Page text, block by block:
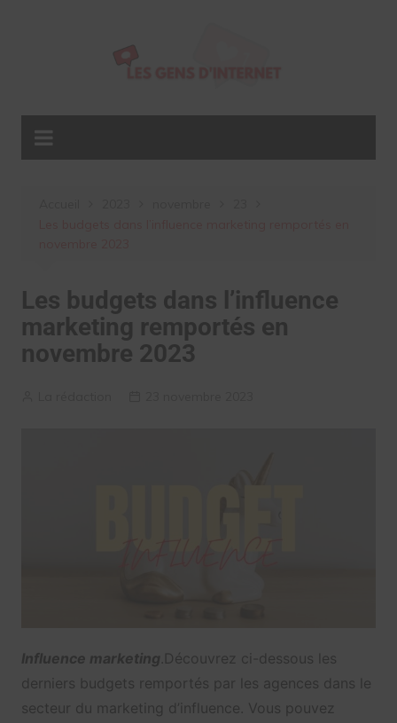
Les budgets dans l’influence
marketing remportés en
novembre 2023
Influence marketing .Découvrez ci-dessous les
derniers budgets remportés par les agences dans le
secteur du marketing d’influence. Vous pouvez